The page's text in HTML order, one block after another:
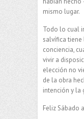
mismo lugar.
Todo lo cual
salvífica
conciencia,
vivir a
elección no
de la obra
intención y la
Feliz Sábado